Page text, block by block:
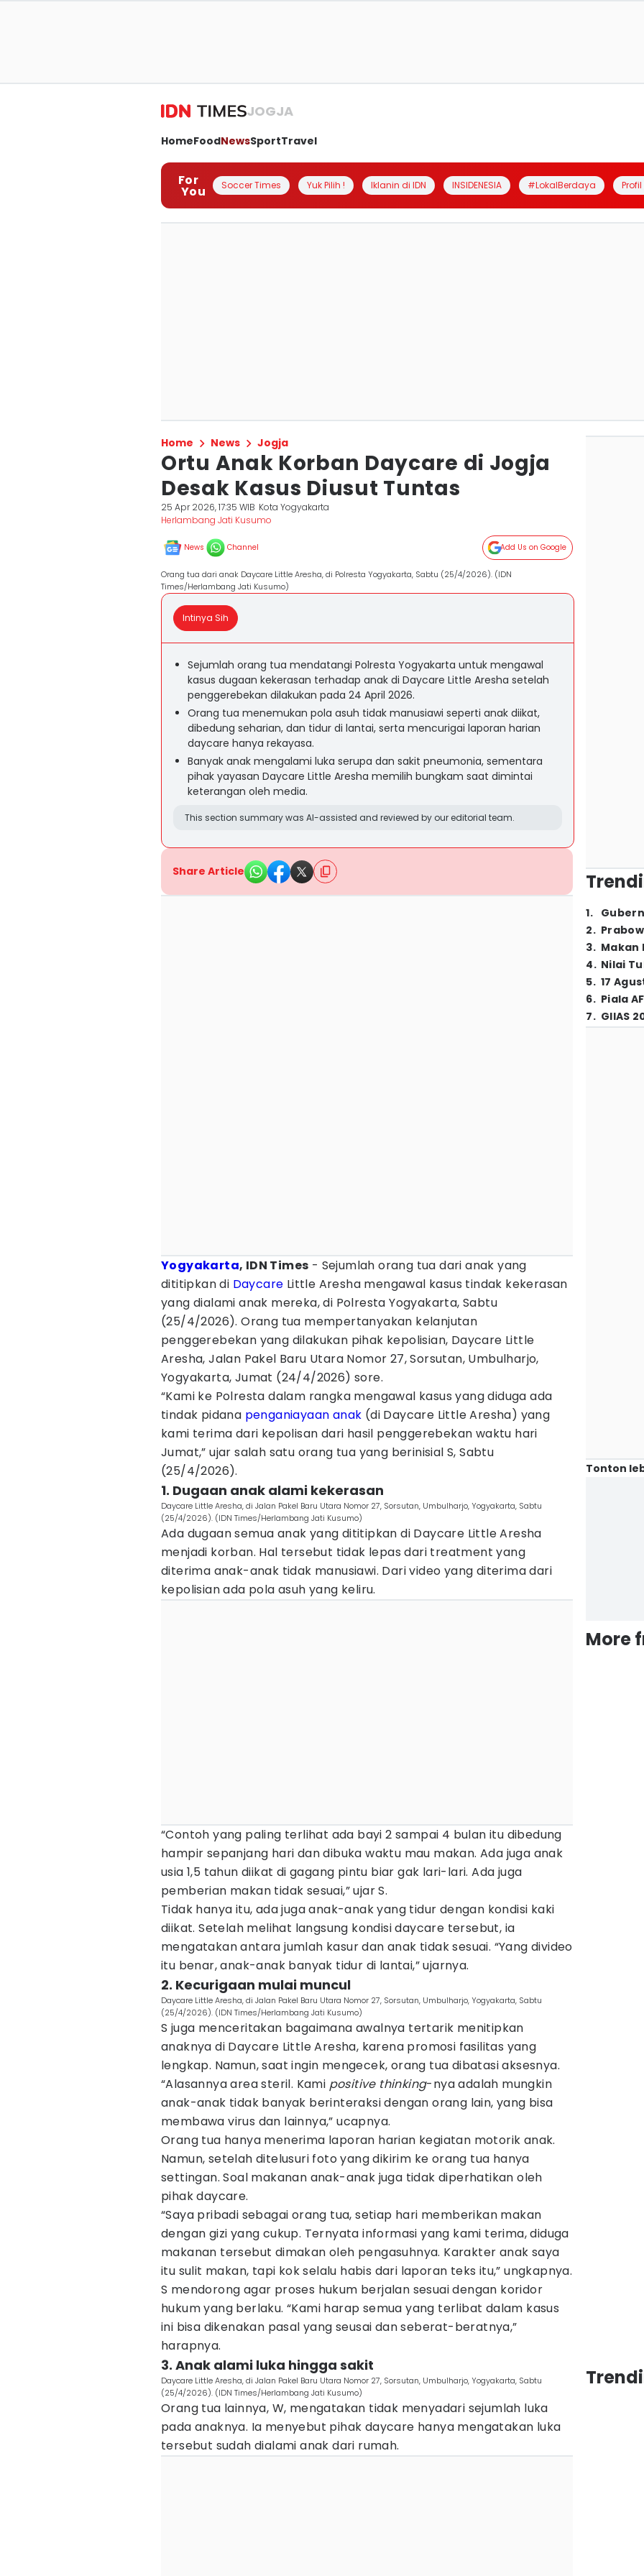
JOGJA
HomeFoodNewsSportTravel
For
You Soccer Times Yuk Pilih ! Iklanin di IDN INSIDENESIA #LokalBerdaya
Home News Jogja
Ortu Anak Korban Daycare di Jogja
Desak Kasus Diusut Tuntas
25 Apr 2026, 17:35 WIB Kota Yogyakarta
Herlambang Jati Kusumo
News Channel Add Us on Google
Orang tua dari anak Daycare Little Aresha, di Polresta Yogyakarta, Sabtu (25/4/2026). (IDN
Times/Herlambang Jati Kusumo)
Intinya Sih
Sejumlah orang tua mendatangi Polresta Yogyakarta untuk mengawal
kasus dugaan kekerasan terhadap anak di Daycare Little Aresha setelah
penggerebekan dilakukan pada 24 April 2026.
Orang tua menemukan pola asuh tidak manusiawi seperti anak diikat,
dibedung seharian, dan tidur di lantai, serta mencurigai laporan harian
daycare hanya rekayasa.
Banyak anak mengalami luka serupa dan sakit pneumonia, sementara
pihak yayasan Daycare Little Aresha memilih bungkam saat dimintai
keterangan oleh media.
This section summary was AI-assisted and reviewed by our editorial team.
Share Article
Yogyakarta, IDN Times - Sejumlah orang tua dari anak yang
dititipkan di Daycare Little Aresha mengawal kasus tindak kekerasan
yang dialami anak mereka, di Polresta Yogyakarta, Sabtu
(25/4/2026). Orang tua mempertanyakan kelanjutan
penggerebekan yang dilakukan pihak kepolisian, Daycare Little
Aresha, Jalan Pakel Baru Utara Nomor 27, Sorsutan, Umbulharjo,
Yogyakarta, Jumat (24/4/2026) sore.
“Kami ke Polresta dalam rangka mengawal kasus yang diduga ada
tindak pidana penganiayaan anak (di Daycare Little Aresha) yang
kami terima dari kepolisan dari hasil penggerebekan waktu hari
Jumat,” ujar salah satu orang tua yang berinisial S, Sabtu
(25/4/2026).
1. Dugaan anak alami kekerasan
Daycare Little Aresha, di Jalan Pakel Baru Utara Nomor 27, Sorsutan, Umbulharjo, Yogyakarta, Sabtu
(25/4/2026). (IDN Times/Herlambang Jati Kusumo)
Ada dugaan semua anak yang dititipkan di Daycare Little Aresha
menjadi korban. Hal tersebut tidak lepas dari treatment yang
diterima anak-anak tidak manusiawi. Dari video yang diterima dari
kepolisian ada pola asuh yang keliru.
“Contoh yang paling terlihat ada bayi 2 sampai 4 bulan itu dibedung
hampir sepanjang hari dan dibuka waktu mau makan. Ada juga anak
usia 1,5 tahun diikat di gagang pintu biar gak lari-lari. Ada juga
pemberian makan tidak sesuai,” ujar S.
Tidak hanya itu, ada juga anak-anak yang tidur dengan kondisi kaki
diikat. Setelah melihat langsung kondisi daycare tersebut, ia
mengatakan antara jumlah kasur dan anak tidak sesuai. “Yang divideo
itu benar, anak-anak banyak tidur di lantai,” ujarnya.
2. Kecurigaan mulai muncul
Daycare Little Aresha, di Jalan Pakel Baru Utara Nomor 27, Sorsutan, Umbulharjo, Yogyakarta, Sabtu
(25/4/2026). (IDN Times/Herlambang Jati Kusumo)
S juga menceritakan bagaimana awalnya tertarik menitipkan
anaknya di Daycare Little Aresha, karena promosi fasilitas yang
lengkap. Namun, saat ingin mengecek, orang tua dibatasi aksesnya.
“Alasannya area steril. Kami positive thinking-nya adalah mungkin
anak-anak tidak banyak berinteraksi dengan orang lain, yang bisa
membawa virus dan lainnya,” ucapnya.
Orang tua hanya menerima laporan harian kegiatan motorik anak.
Namun, setelah ditelusuri foto yang dikirim ke orang tua hanya
settingan. Soal makanan anak-anak juga tidak diperhatikan oleh
pihak daycare.
“Saya pribadi sebagai orang tua, setiap hari memberikan makan
dengan gizi yang cukup. Ternyata informasi yang kami terima, diduga
makanan tersebut dimakan oleh pengasuhnya. Karakter anak saya
itu sulit makan, tapi kok selalu habis dari laporan teks itu,” ungkapnya.
S mendorong agar proses hukum berjalan sesuai dengan koridor
hukum yang berlaku. “Kami harap semua yang terlibat dalam kasus
ini bisa dikenakan pasal yang seusai dan seberat-beratnya,”
harapnya.
3. Anak alami luka hingga sakit
Daycare Little Aresha, di Jalan Pakel Baru Utara Nomor 27, Sorsutan, Umbulharjo, Yogyakarta, Sabtu
(25/4/2026). (IDN Times/Herlambang Jati Kusumo)
Orang tua lainnya, W, mengatakan tidak menyadari sejumlah luka
pada anaknya. Ia menyebut pihak daycare hanya mengatakan luka
tersebut sudah dialami anak dari rumah.
1.
2.
3. Makan
4. Nilai
5. 17
6. Piala
7. GIIAS
Tonton
More